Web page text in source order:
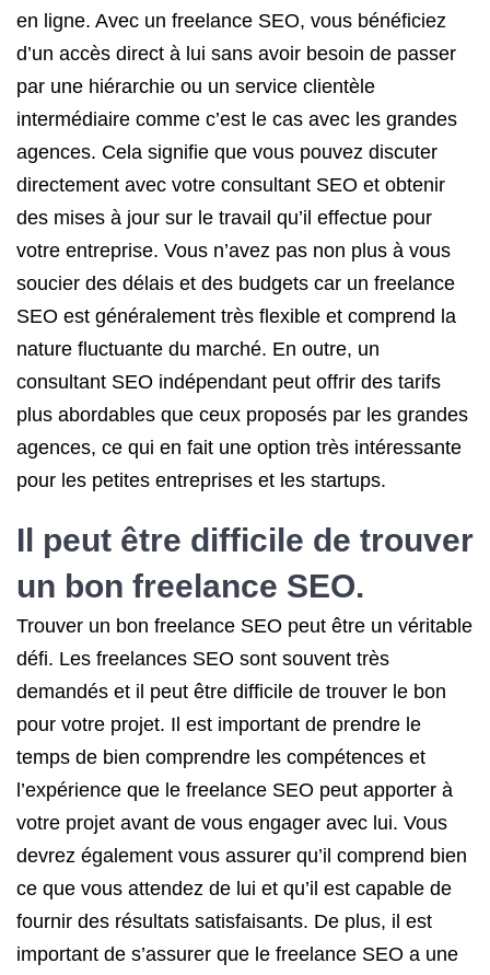
en ligne. Avec un freelance SEO, vous bénéficiez
d’un accès direct à lui sans avoir besoin de passer
par une hiérarchie ou un service clientèle
intermédiaire comme c’est le cas avec les grandes
agences. Cela signifie que vous pouvez discuter
directement avec votre consultant SEO et obtenir
des mises à jour sur le travail qu’il effectue pour
votre entreprise. Vous n’avez pas non plus à vous
soucier des délais et des budgets car un freelance
SEO est généralement très flexible et comprend la
nature fluctuante du marché. En outre, un
consultant SEO indépendant peut offrir des tarifs
plus abordables que ceux proposés par les grandes
agences, ce qui en fait une option très intéressante
pour les petites entreprises et les startups.
Il peut être difficile de trouver
un bon freelance SEO.
Trouver un bon freelance SEO peut être un véritable
défi. Les freelances SEO sont souvent très
demandés et il peut être difficile de trouver le bon
pour votre projet. Il est important de prendre le
temps de bien comprendre les compétences et
l’expérience que le freelance SEO peut apporter à
votre projet avant de vous engager avec lui. Vous
devrez également vous assurer qu’il comprend bien
ce que vous attendez de lui et qu’il est capable de
fournir des résultats satisfaisants. De plus, il est
important de s’assurer que le freelance SEO a une